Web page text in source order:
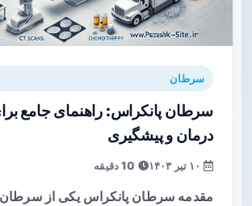
سرطان
سرطان پانکراس: راهنمای جامع
درمان و پیشگیری
مقدمه سرطان پانکراس یکی از